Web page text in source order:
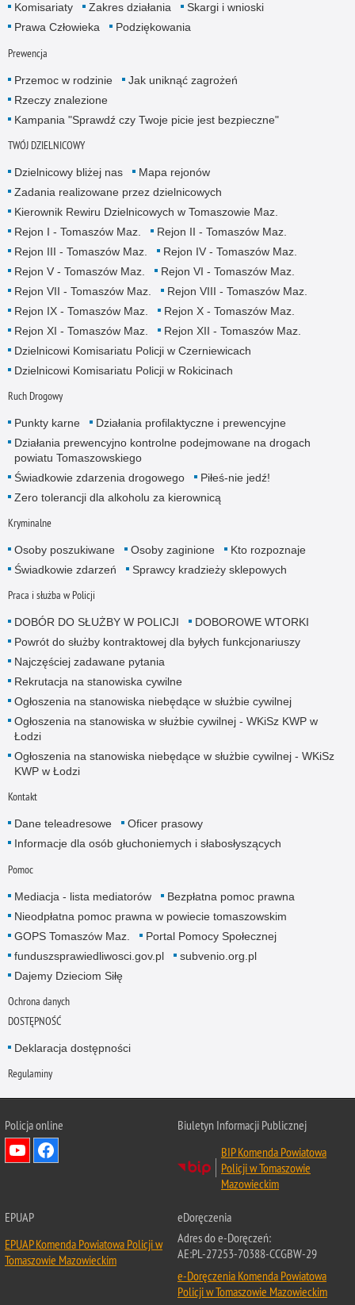
Komisariaty
Zakres działania
Skargi i wnioski
Prawa Człowieka
Podziękowania
Prewencja
Przemoc w rodzinie
Jak uniknąć zagrożeń
Rzeczy znalezione
Kampania "Sprawdź czy Twoje picie jest bezpieczne"
TWÓJ DZIELNICOWY
Dzielnicowy bliżej nas
Mapa rejonów
Zadania realizowane przez dzielnicowych
Kierownik Rewiru Dzielnicowych w Tomaszowie Maz.
Rejon I - Tomaszów Maz.
Rejon II - Tomaszów Maz.
Rejon III - Tomaszów Maz.
Rejon IV - Tomaszów Maz.
Rejon V - Tomaszów Maz.
Rejon VI - Tomaszów Maz.
Rejon VII - Tomaszów Maz.
Rejon VIII - Tomaszów Maz.
Rejon IX - Tomaszów Maz.
Rejon X - Tomaszów Maz.
Rejon XI - Tomaszów Maz.
Rejon XII - Tomaszów Maz.
Dzielnicowi Komisariatu Policji w Czerniewicach
Dzielnicowi Komisariatu Policji w Rokicinach
Ruch Drogowy
Punkty karne
Działania profilaktyczne i prewencyjne
Działania prewencyjno kontrolne podejmowane na drogach
powiatu Tomaszowskiego
Świadkowie zdarzenia drogowego
Piłeś-nie jedź!
Zero tolerancji dla alkoholu za kierownicą
Kryminalne
Osoby poszukiwane Osoby zaginione
Kto rozpoznaje
Świadkowie zdarzeń
Sprawcy kradzieży sklepowych
Praca i służba w Policji
DOBÓR DO SŁUŻBY W POLICJI
DOBOROWE WTORKI
Powrót do służby kontraktowej dla byłych funkcjonariuszy
Najczęściej zadawane pytania
Rekrutacja na stanowiska cywilne
Ogłoszenia na stanowiska niebędące w służbie cywilnej
Ogłoszenia na stanowiska w służbie cywilnej - WKiSz KWP w
Łodzi
Ogłoszenia na stanowiska niebędące w służbie cywilnej - WKiSz
KWP w Łodzi
Kontakt
Dane teleadresowe
Oficer prasowy
Informacje dla osób głuchoniemych i słabosłyszących
Pomoc
Mediacja - lista mediatorów
Bezpłatna pomoc prawna
Nieodpłatna pomoc prawna w powiecie tomaszowskim
GOPS Tomaszów Maz.
Portal Pomocy Społecznej
funduszsprawiedliwosci.gov.pl
subvenio.org.pl
Dajemy Dzieciom Siłę
Ochrona danych
DOSTĘPNOŚĆ
Deklaracja dostępności
Regulaminy
Policja online
Biuletyn Informacji Publicznej
BIP Komenda Powiatowa
Policji w Tomaszowie
Mazowieckim
EPUAP
EPUAP Komenda Powiatowa Policji w
Tomaszowie Mazowieckim
eDoręczenia
Adres do e-Doręczeń:
AE:PL-27253-70388-CCGBW-29
e-Doręczenia Komenda Powiatowa
Policji w Tomaszowie Mazowieckim